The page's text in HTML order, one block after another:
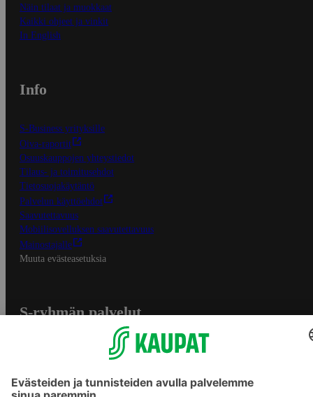
Näin tilaat ja muokkaat
Kaikki ohjeet ja vinkit
In English
Info
S-Business yrityksille
Oiva-raportit
Osuuskauppojen yhteystiedot
Tilaus- ja toimitusehdot
Tietosuojakäytäntö
Palvelun käyttöehdot
Saavutettavuus
Mobiilisovelluksen saavutettavuus
Mainostajalle
Muuta evästeasetuksia
S-ryhmän palvelut
Yhteishyvä Ruoka -sovellus